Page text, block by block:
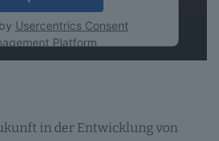
Usercentrics Consent
Platform
in der Entwicklung von